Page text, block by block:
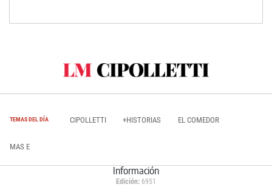
TEMAS DEL DÍA CIPOLLETTI +HISTORIAS EL COMEDOR
MAS E
Información
Edición: 6951